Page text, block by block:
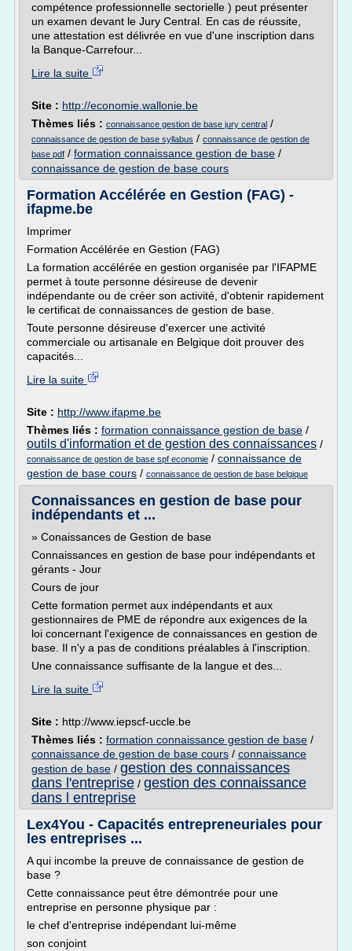
compétence professionnelle sectorielle ) peut présenter
un examen devant le Jury Central. En cas de réussite,
une attestation est délivrée en vue d'une inscription dans
la Banque-Carrefour...
Lire la suite
Site : http://economie.wallonie.be
Thèmes liés : connaissance gestion de base jury central /
connaissance de gestion de base syllabus / connaissance de gestion de
base pdf / formation connaissance gestion de base /
connaissance de gestion de base cours
Formation Accélérée en Gestion (FAG) -
ifapme.be
Imprimer
Formation Accélérée en Gestion (FAG)
La formation accélérée en gestion organisée par l'IFAPME
permet à toute personne désireuse de devenir
indépendante ou de créer son activité, d'obtenir rapidement
le certificat de connaissances de gestion de base.
Toute personne désireuse d'exercer une activité
commerciale ou artisanale en Belgique doit prouver des
capacités...
Lire la suite
Site : http://www.ifapme.be
Thèmes liés : formation connaissance gestion de base /
outils d'information et de gestion des connaissances /
connaissance de gestion de base spf economie / connaissance de
gestion de base cours / connaissance de gestion de base belgique
Connaissances en gestion de base pour
indépendants et ...
» Conaissances de Gestion de base
Connaissances en gestion de base pour indépendants et
gérants - Jour
Cours de jour
Cette formation permet aux indépendants et aux
gestionnaires de PME de répondre aux exigences de la
loi concernant l'exigence de connaissances en gestion de
base. Il n'y a pas de conditions préalables à l'inscription.
Une connaissance suffisante de la langue et des...
Lire la suite
Site : http://www.iepscf-uccle.be
Thèmes liés : formation connaissance gestion de base /
connaissance de gestion de base cours / connaissance
gestion de base / gestion des connaissances
dans l'entreprise / gestion des connaissance
dans l entreprise
Lex4You - Capacités entrepreneuriales pour
les entreprises ...
A qui incombe la preuve de connaissance de gestion de
base ?
Cette connaissance peut être démontrée pour une
entreprise en personne physique par :
le chef d'entreprise indépendant lui-même
son conjoint